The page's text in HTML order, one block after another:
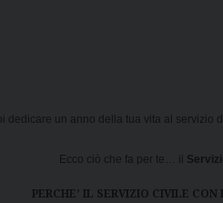
dedicare un anno della tua vita al
Ecco ciò che fa per te… il
PERCHE’ IL SERVIZIO CIVILE